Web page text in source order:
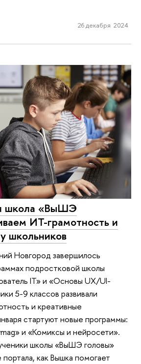
26 декабря 2024
школа «ВыШЭ
ИТ-грамотность и
школьников
Новгород завершилось
подростковой школы
IT» и «Основы UX/UI-
5-9 классов развивали
и креативные
стартуют новые программы:
и «Комиксы и нейросети».
школы «ВыШЭ головы»
портала, как Вышка помогает